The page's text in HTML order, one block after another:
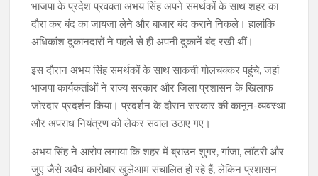
भाजपा के प्रदेश प्रवक्ता अभय सिंह अपने समर्थकों के साथ शहर का
दौरा कर बंद का जायजा लेने और बाजार बंद कराने निकले। हालांकि
अधिकांश दुकानदारों ने पहले से ही अपनी दुकानें बंद रखी थीं।
इस दौरान अभय सिंह समर्थकों के साथ साकची गोलचक्कर पहुंचे, जहां
भाजपा कार्यकर्ताओं ने राज्य सरकार और जिला प्रशासन के खिलाफ
जोरदार प्रदर्शन किया। प्रदर्शन के दौरान सरकार की कानून-व्यवस्था
और अपराध नियंत्रण को लेकर सवाल उठाए गए।
अभय सिंह ने आरोप लगाया कि शहर में ब्राउन शुगर, गांजा, लॉटरी और
जुए जैसे अवैध कारोबार खुलेआम संचालित हो रहे हैं, लेकिन प्रशासन